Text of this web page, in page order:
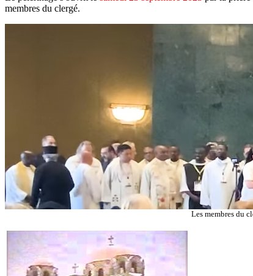
membres du clergé.
Les membres du